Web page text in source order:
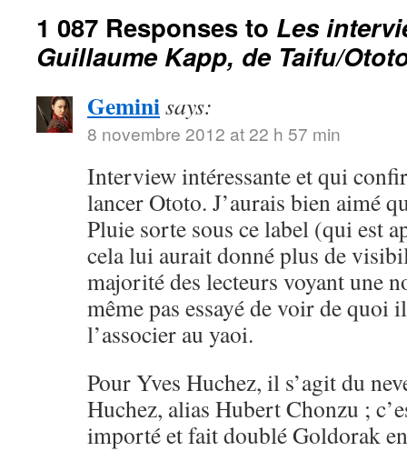
1 087 Responses to Les
Guillaume Kapp, de Taifu/
Geminisays:
8 novembre 2012 at 22 h 57 min
Interview intéressante et qui
lancer Ototo. J’aurais bien aimé
Pluie sorte sous ce label (qui est
cela lui aurait donné plus de
majorité des lecteurs voyant une
même pas essayé de voir de quoi
l’associer au yaoi.
Pour Yves Huchez, il s’agit du
Huchez, alias Hubert Chonzu ;
importé et fait doublé Goldorak